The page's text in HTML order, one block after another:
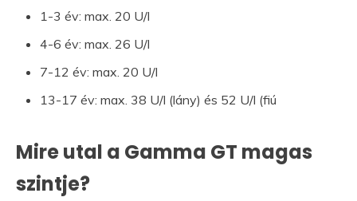
1-3 év: max. 20 U/l
4-6 év: max. 26 U/l
7-12 év: max. 20 U/l
13-17 év: max. 38 U/l (lány) és 52 U/l (fiú
Mire utal a Gamma GT magas
szintje?